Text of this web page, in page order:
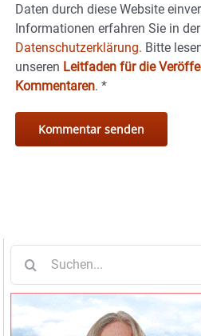
Daten durch diese Website
Informationen erfahren Sie in der
Datenschutzerklärung. Bitte
unseren Leitfaden für die
Kommentaren. *
nach: